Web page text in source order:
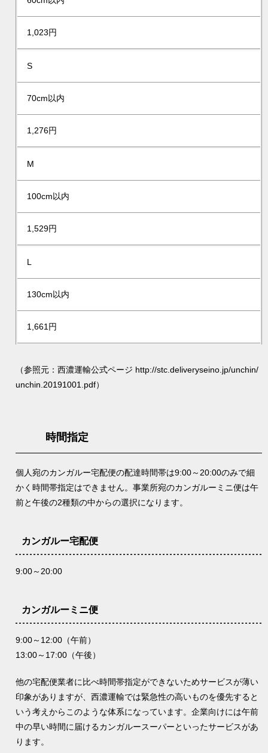
1,023円
S
70cm以内
1,276円
M
100cm以内
1,529円
L
130cm以内
1,661円
（参照元：西濃運輸公式ページ http://stc.deliveryseino.jp/unchin/
unchin.20191001.pdf）
時間指定
個人宛のカンガルー宅配便の配達時間帯は9:00～20:00のみで細
かく時間帯指定はできません。事業所宛のカンガルーミニ便は午
前と午後の2種類の中からの選択になります。
カンガルー宅配便
9:00～20:00
カンガルーミニ便
9:00～12:00（午前）
13:00～17:00（午後）
他の宅配便業者に比べ時間帯指定ができないためサービスが薄い
印象がありますが、西濃運輸では緊急性の高いものを優先すると
いう考えからこのような体系になっています。企業向けには午前
中の早い時間に届けるカンガルースーパーといったサービスがあ
ります。